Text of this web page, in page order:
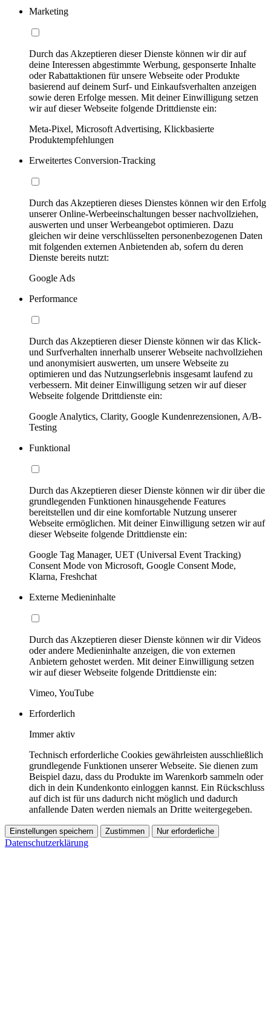
Marketing
Durch das Akzeptieren dieser Dienste können wir dir auf
deine Interessen abgestimmte Werbung, gesponserte Inhalte
oder Rabattaktionen für unsere Webseite oder Produkte
basierend auf deinem Surf- und Einkaufsverhalten anzeigen
sowie deren Erfolge messen. Mit deiner Einwilligung setzen
wir auf dieser Webseite folgende Drittdienste ein:
Meta-Pixel, Microsoft Advertising, Klickbasierte
Produktempfehlungen
Erweitertes Conversion-Tracking
Durch das Akzeptieren dieses Dienstes können wir den Erfolg
unserer Online-Werbeeinschaltungen besser nachvollziehen,
auswerten und unser Werbeangebot optimieren. Dazu
gleichen wir deine verschlüsselten personenbezogenen Daten
mit folgenden externen Anbietenden ab, sofern du deren
Dienste bereits nutzt:
Google Ads
Performance
Durch das Akzeptieren dieser Dienste können wir das Klick-
und Surfverhalten innerhalb unserer Webseite nachvollziehen
und anonymisiert auswerten, um unsere Webseite zu
optimieren und das Nutzungserlebnis insgesamt laufend zu
verbessern. Mit deiner Einwilligung setzen wir auf dieser
Webseite folgende Drittdienste ein:
Google Analytics, Clarity, Google Kundenrezensionen, A/B-
Testing
Funktional
Durch das Akzeptieren dieser Dienste können wir dir über die
grundlegenden Funktionen hinausgehende Features
bereitstellen und dir eine komfortable Nutzung unserer
Webseite ermöglichen. Mit deiner Einwilligung setzen wir auf
dieser Webseite folgende Drittdienste ein:
Google Tag Manager, UET (Universal Event Tracking)
Consent Mode von Microsoft, Google Consent Mode,
Klarna, Freshchat
Externe Medieninhalte
Durch das Akzeptieren dieser Dienste können wir dir Videos
oder andere Medieninhalte anzeigen, die von externen
Anbietern gehostet werden. Mit deiner Einwilligung setzen
wir auf dieser Webseite folgende Drittdienste ein:
Vimeo, YouTube
Erforderlich
Immer aktiv
Technisch erforderliche Cookies gewährleisten ausschließlich
grundlegende Funktionen unserer Webseite. Sie dienen zum
Beispiel dazu, dass du Produkte im Warenkorb sammeln oder
dich in dein Kundenkonto einloggen kannst. Ein Rückschluss
auf dich ist für uns dadurch nicht möglich und dadurch
anfallende Daten werden niemals an Dritte weitergegeben.
Einstellungen speichern Zustimmen Nur erforderliche
Datenschutzerklärung